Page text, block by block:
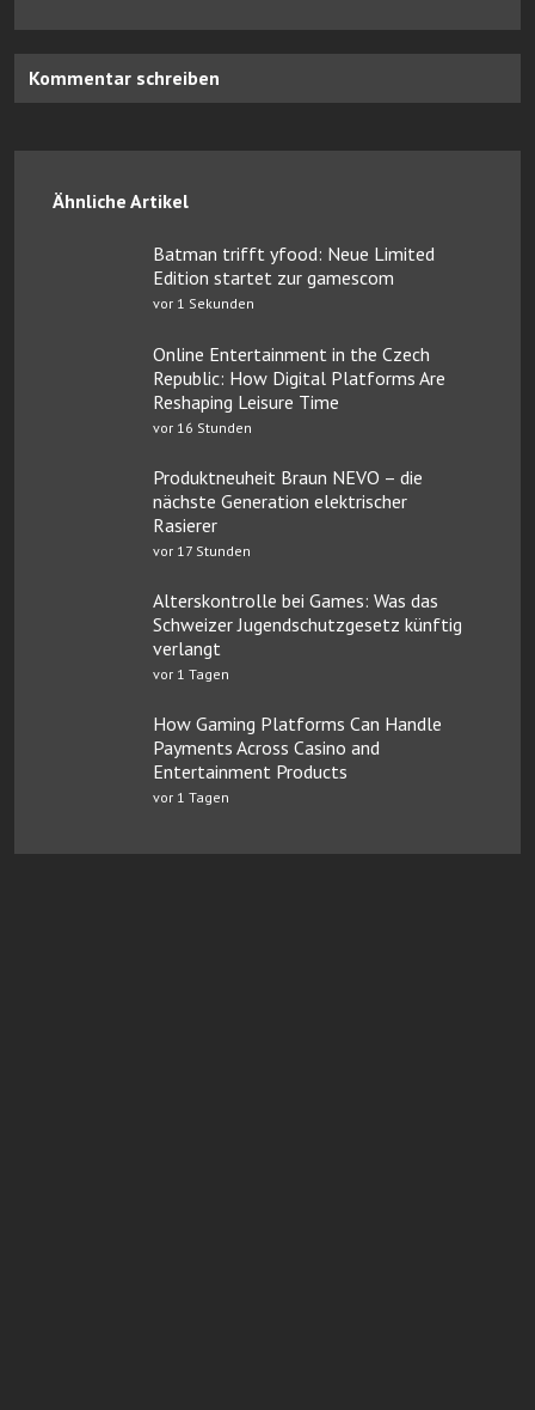
Kommentar schreiben
Ähnliche Artikel
Batman trifft yfood: Neue Limited
Edition startet zur gamescom
vor 1 Sekunden
Online Entertainment in the Czech
Republic: How Digital Platforms Are
Reshaping Leisure Time
vor 16 Stunden
Produktneuheit Braun NEVO – die
nächste Generation elektrischer
Rasierer
vor 17 Stunden
Alterskontrolle bei Games: Was das
Schweizer Jugendschutzgesetz künftig
verlangt
vor 1 Tagen
How Gaming Platforms Can Handle
Payments Across Casino and
Entertainment Products
vor 1 Tagen